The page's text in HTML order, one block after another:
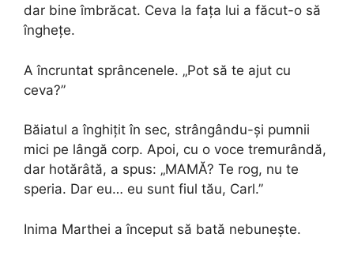
dar bine îmbrăcat. Ceva la fața lui a făcut-o să
înghețe.
A încruntat sprâncenele. „Pot să te ajut cu
ceva?”
Băiatul a înghițit în sec, strângându-și pumnii
mici pe lângă corp. Apoi, cu o voce tremurândă,
dar hotărâtă, a spus: „MAMĂ? Te rog, nu te
speria. Dar eu… eu sunt fiul tău, Carl.”
Inima Marthei a început să bată nebunește.